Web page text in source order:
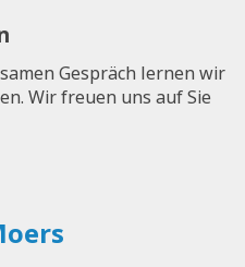
Gespräch lernen wir
Wir freuen uns auf Sie